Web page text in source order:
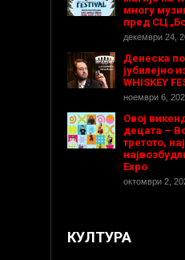
многу
пред СЦ
декември 24,
Денеска
јубилејно
WHISKEY
ноември 6,
Овој
децата –
третото,
Expo
октомври 2,
КУЛТУРА